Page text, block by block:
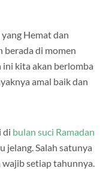
Hemat dan
di momen
ini kita akan berlomba
amal baik dan
di bulan suci Ramadan
jelang. Salah satunya
wajib setiap tahunnya.